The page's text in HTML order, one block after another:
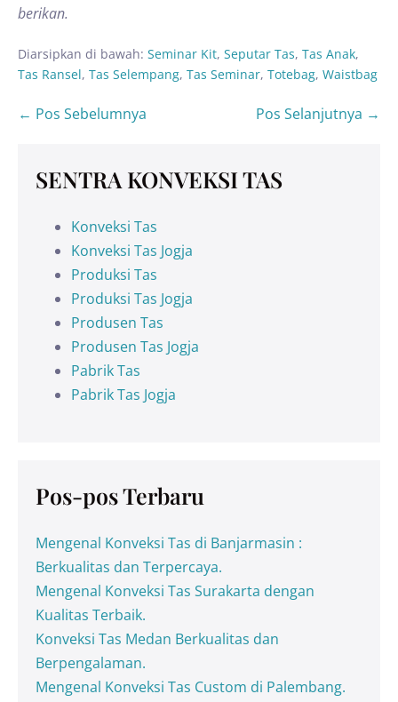
berikan.
Diarsipkan di bawah: Seminar Kit, Seputar Tas, Tas Anak,
Tas Ransel, Tas Selempang, Tas Seminar, Totebag, Waistbag
← Pos Sebelumnya Pos Selanjutnya →
SENTRA KONVEKSI TAS
Konveksi Tas
Konveksi Tas Jogja
Produksi Tas
Produksi Tas Jogja
Produsen Tas
Produsen Tas Jogja
Pabrik Tas
Pabrik Tas Jogja
Pos-pos Terbaru
Mengenal Konveksi Tas di Banjarmasin :
Berkualitas dan Terpercaya.
Mengenal Konveksi Tas Surakarta dengan
Kualitas Terbaik.
Konveksi Tas Medan Berkualitas dan
Berpengalaman.
Mengenal Konveksi Tas Custom di Palembang.